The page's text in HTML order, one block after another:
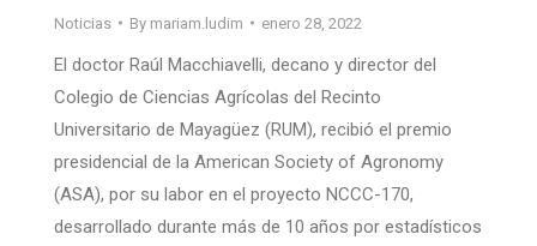
Noticias By mariam.ludim enero 28, 2022
El doctor Raúl Macchiavelli, decano y director del
Colegio de Ciencias Agrícolas del Recinto
Universitario de Mayagüez (RUM), recibió el premio
presidencial de la American Society of Agronomy
(ASA), por su labor en el proyecto NCCC-170,
desarrollado durante más de 10 años por estadísticos